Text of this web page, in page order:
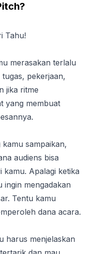
Tahu!
merasakan terlalu
pekerjaan,
jika ritme
yang membuat
sampaikan,
audiens bisa
kamu. Apalagi ketika
ingin mengadakan
Tentu kamu
dana acara.
harus menjelaskan